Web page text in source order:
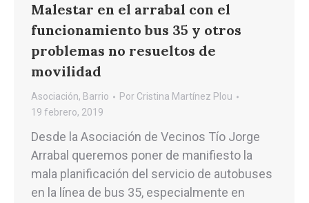
Malestar en el arrabal con el
funcionamiento bus 35 y otros
problemas no resueltos de
movilidad
Asociación, Barrio Por Cristina Martínez Plou
19 febrero, 2019
Desde la Asociación de Vecinos Tío Jorge
Arrabal queremos poner de manifiesto la
mala planificación del servicio de autobuses
en la línea de bus 35, especialmente en